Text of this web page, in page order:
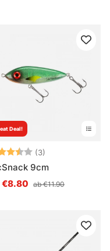
Deal!
(3)
9cm
€8.80 ab €11.90